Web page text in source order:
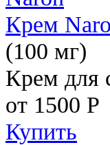
Крем
(100 мг)
Крем для
от 1500 Р
Купить